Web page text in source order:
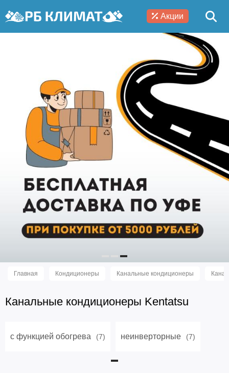
Акции
Главная Кондиционеры Канальные кондиционеры
Канальные кондиционеры Kentatsu
с функцией обогрева (7) неинверторные (7)